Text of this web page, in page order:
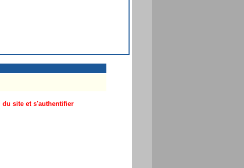
site et s'authentifier